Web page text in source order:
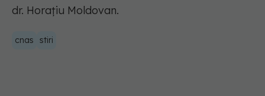
dr. Horațiu Moldovan.
cnas stiri